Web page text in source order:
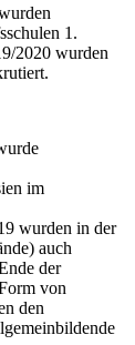
1.
2020 wurden
im
wurden in der
auch
der
von
den